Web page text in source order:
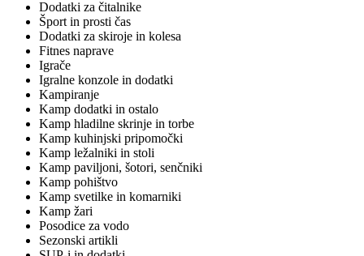
Dodatki za čitalnike
Šport in prosti čas
Dodatki za skiroje in kolesa
Fitnes naprave
Igrače
Igralne konzole in dodatki
Kampiranje
Kamp dodatki in ostalo
Kamp hladilne skrinje in torbe
Kamp kuhinjski pripomočki
Kamp ležalniki in stoli
Kamp paviljoni, šotori, senčniki
Kamp pohištvo
Kamp svetilke in komarniki
Kamp žari
Posodice za vodo
Sezonski artikli